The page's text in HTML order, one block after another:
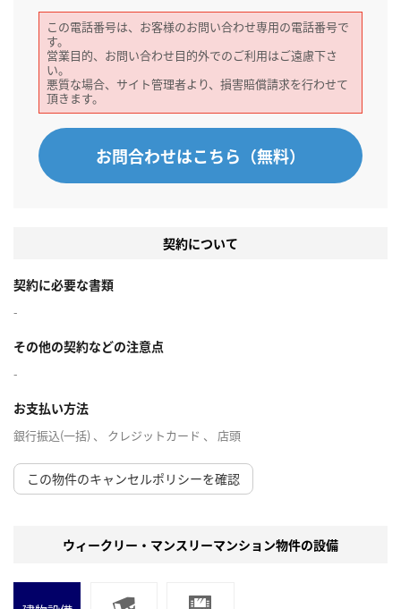
この電話番号は、お客様のお問い合わせ専用の電話番号で
す。
営業目的、お問い合わせ目的外でのご利用はご遠慮下さ
い。
悪質な場合、サイト管理者より、損害賠償請求を行わせて
頂きます。
お問合わせはこちら（無料）
契約について
契約に必要な書類
-
その他の契約などの注意点
-
お支払い方法
銀行振込(一括) 、 クレジットカード 、 店頭
この物件のキャンセルポリシーを確認
ウィークリー・マンスリーマンション物件の設備